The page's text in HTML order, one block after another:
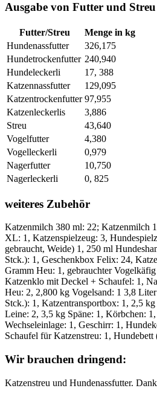
Ausgabe von Futter und Streu
Futter/Streu
Menge in kg
Hundenassfutter
326,175
Hundetrockenfutter 240,940
Hundeleckerli
17, 388
Katzennassfutter
129,095
Katzentrockenfutter 97,955
Katzenleckerlis
3,886
Streu
43,640
Vogelfutter
4,380
Vogelleckerli
0,979
Nagerfutter
10,750
Nagerleckerli
0, 825
weiteres Zubehör
Katzenmilch 380 ml: 22; Katzenmilch
XL: 1, Katzenspielzeug: 3,
gebraucht, Weide) 1, 250 ml
Stck.): 1, Geschenkbox Felix: 24,
Gramm Heu: 1, gebrauchter
Katzenklo mit Deckel + Schaufel: 1,
Heu: 2, 2,800 kg Vogelsand: 1 3,8
Stck.): 1, Katzentransportbox: 1, 2,5
Leine: 2, 3,5 kg Späne: 1, Körbchen:
Wechseleinlage: 1, Geschirr: 1,
Schaufel für Katzenstreu: 1,
Wir brauchen dringend:
Katzenstreu und Hundenassfutter.